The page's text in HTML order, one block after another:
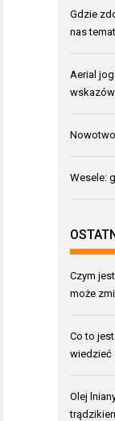
Gdzie
nas
Aerial
Wesele:
Czym
może
Co to
wiedzieć
Olej